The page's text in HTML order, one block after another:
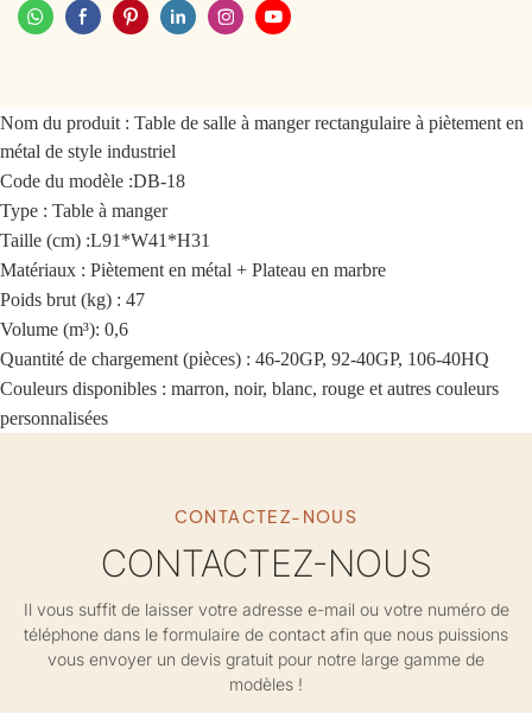
Nom du produit : Table de salle à manger rectangulaire à piètement en
métal de style industriel
Code du modèle :DB-18
Type : Table à manger
Taille (cm) :L91*W41*H31
Matériaux : Piètement en métal + Plateau en marbre
Poids brut (kg) : 47
Volume (m³): 0,6
Quantité de chargement (pièces) : 46-20GP, 92-40GP, 106-40HQ
Couleurs disponibles : marron, noir, blanc, rouge et autres couleurs
personnalisées
CONTACTEZ-NOUS
CONTACTEZ-NOUS
Il vous suffit de laisser votre adresse e-mail ou votre numéro de
téléphone dans le formulaire de contact afin que nous puissions
vous envoyer un devis gratuit pour notre large gamme de
modèles !